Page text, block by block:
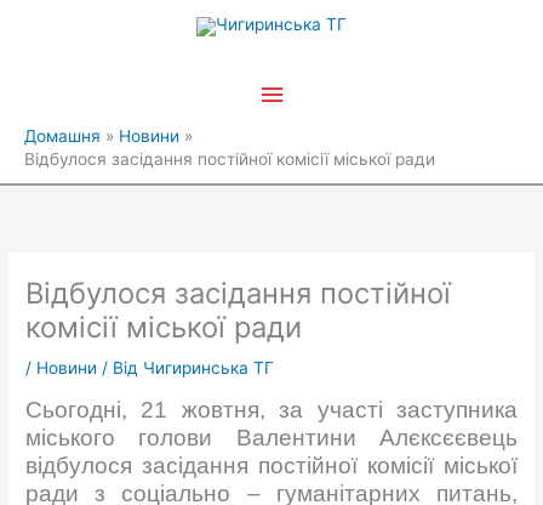
Головне
Домашня
Новини
Відбулося засідання постійної комісії міської ради
Відбулося засідання постійної
комісії міської ради
/ Новини / Від Чигиринська ТГ
Сьогодні, 21 жовтня, за участі заступника
міського голови Валентини Алєксєєвець
відбулося засідання постійної комісії міської
ради з соціально – гуманітарних питань,